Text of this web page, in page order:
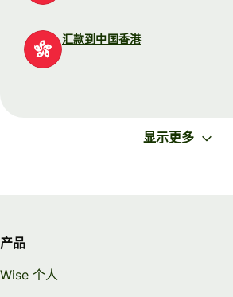
汇款到中国香港
显示更多
产品
Wise 个人